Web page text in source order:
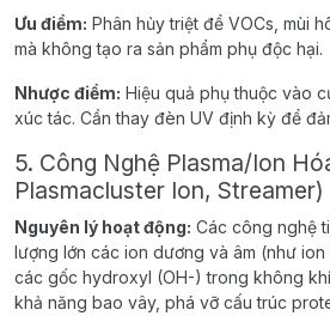
Ưu điểm: Phân hủy triệt để VOCs, mùi
mà không tạo ra sản phẩm phụ độc hại.
Nhược điểm: Hiệu quả phụ thuộc vào
xúc tác. Cần thay đèn UV định kỳ để
5. Công Nghệ Plasma/Ion
Plasmacluster Ion, Streamer)
Nguyên lý hoạt động: Các công nghệ
lượng lớn các ion dương và âm (như
các gốc hydroxyl (OH-) trong không
khả năng bao vây, phá vỡ cấu trúc